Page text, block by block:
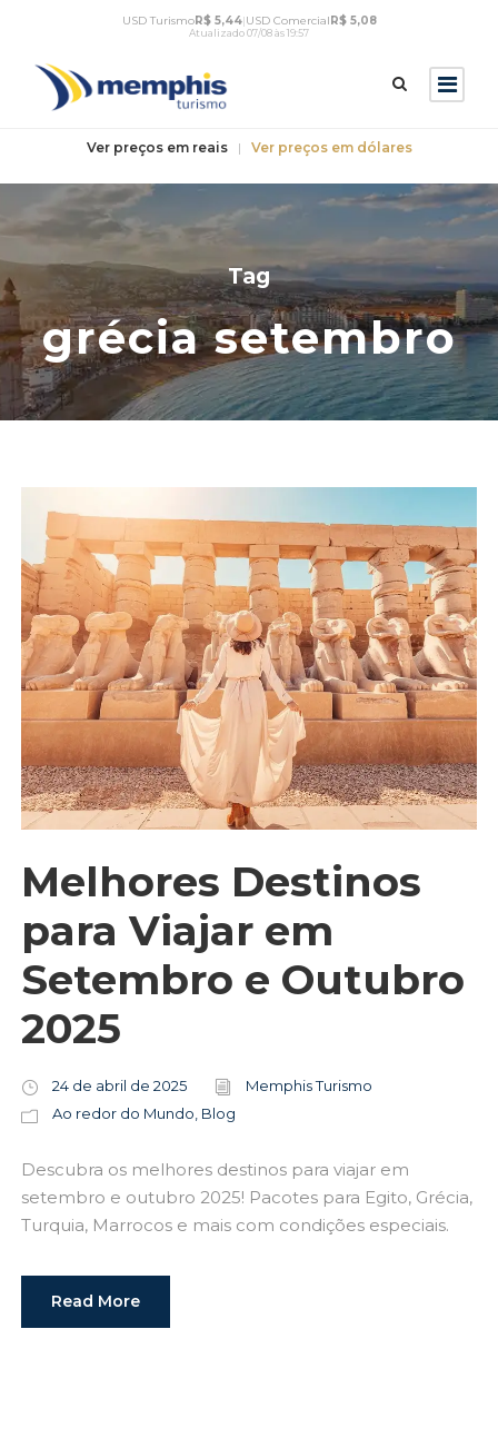
USD TurismoR$ 5,44|USD ComercialR$ 5,08
Atualizado 07/08 às 19:57
Ver preços em reais | Ver preços em dólares
Tag
grécia setembro
Melhores Destinos
para Viajar em
Setembro e Outubro
2025
24 de abril de 2025
Memphis Turismo
Ao redor do Mundo, Blog
Descubra os melhores destinos para viajar em
setembro e outubro 2025! Pacotes para Egito, Grécia,
Turquia, Marrocos e mais com condições especiais.
Read More